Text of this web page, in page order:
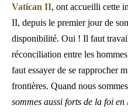
Vatican II, ont accueilli cette
II, depuis le premier jour de
disponibilité. Oui ! Il faut
réconciliation entre les
faut essayer de se rapprocher
frontières. Quand nous sommes
sommes aussi forts de la foi en